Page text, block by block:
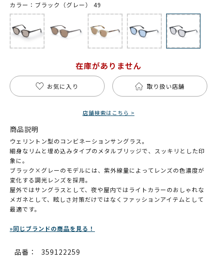
カラー：ブラック（グレー） 49
在庫がありません
お気に入り 取り扱い店舗
店舗検索はこちら >
商品説明
ウェリントン型のコンビネーションサングラス。
細身なリムと埋め込みタイプのメタルブリッジで、スッキリとした印
象に。
ブラック×グレーのモデルには、紫外線量によってレンズの色濃度が
変化する調光レンズを採用。
屋外ではサングラスとして、夜や屋内ではライトカラーのおしゃれな
メガネとして、眩しさ対策だけではなくファッションアイテムとして
最適です。
»同じブランドの商品を見る！
品番： 359122259